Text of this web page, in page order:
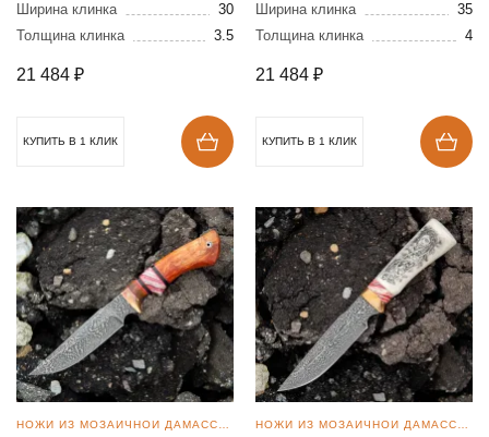
стали
Ширина клинка
30
Толщина клинка
3.5
21 484 ₽
КУПИТЬ В 1 КЛИК
стали
Ширина клинка
35
Толщина клинка
4
21 484 ₽
КУПИТЬ В 1 КЛИК
НОЖИ ИЗ МОЗАИЧНОЙ ДАМАССКОЙ СТАЛИ НОЖИ ИЗ МОЗАИЧНОЙ ДАМАССКОЙ СТАЛИ